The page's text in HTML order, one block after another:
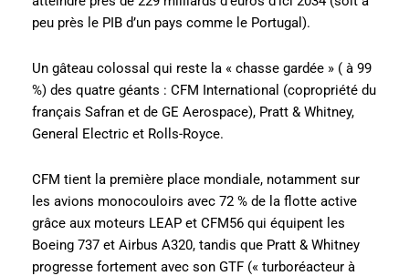
peu près le PIB d’un pays comme le Portugal).
Un gâteau colossal qui reste la « chasse gardée » ( à 99
%) des quatre géants : CFM International (copropriété du
français Safran et de GE Aerospace), Pratt & Whitney,
General Electric et Rolls-Royce.
CFM tient la première place mondiale, notamment sur
les avions monocouloirs avec 72 % de la flotte active
grâce aux moteurs LEAP et CFM56 qui équipent les
Boeing 737 et Airbus A320, tandis que Pratt & Whitney
progresse fortement avec son GTF (« turboréacteur à